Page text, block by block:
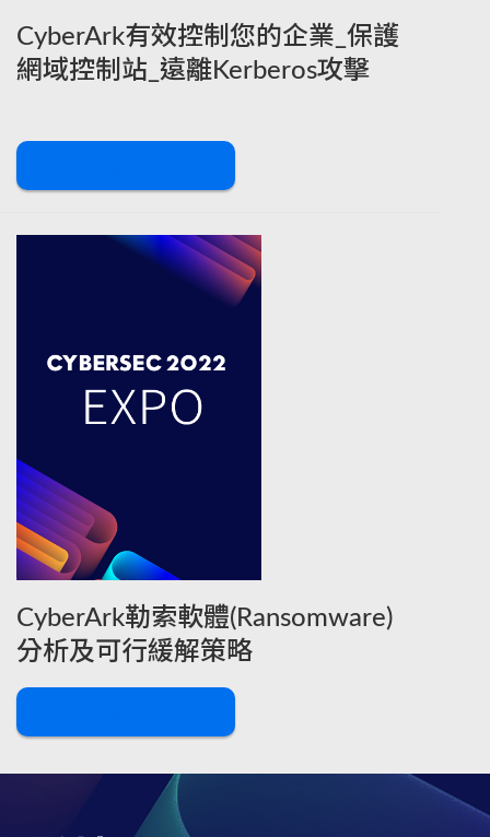
CyberArk有效控制您的企業_保護
網域控制站_遠離Kerberos攻擊
CyberArk勒索軟體(Ransomware)
分析及可行緩解策略